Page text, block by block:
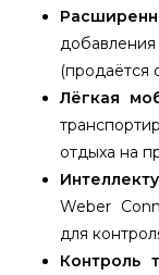
(продаётся
Лёгкая
отдыха на
Weber
для
Контроль